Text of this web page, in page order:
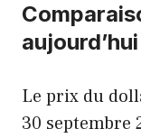
aujourd’hui
Le prix du
30 septembre